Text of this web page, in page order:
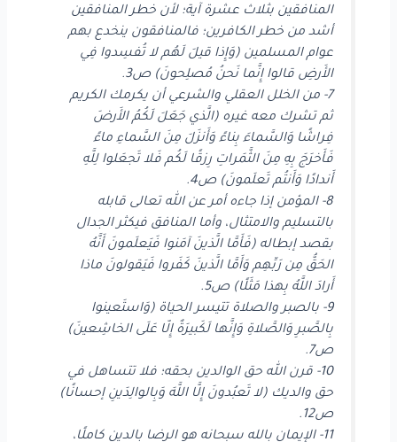
المنافقين بثلاث عشرة آية؛ لأن خطر المنافقين
أشد من خطر الكافرين؛ فالمنافقون ينخدع بهم
عوام المسلمين (وَإِذا قيلَ لَهُم لا تُفسِدوا فِي
الأَرضِ قالوا إِنَّما نَحنُ مُصلِحونَ) ص3.
7- من الخلل العقلي والشرعي أن يكرمك الكريم
ثم تشرك معه غيره (الَّذي جَعَلَ لَكُمُ الأَرضَ
فِراشًا وَالسَّماءَ بِناءً وَأَنزَلَ مِنَ السَّماءِ ماءً
فَأَخرَجَ بِهِ مِنَ الثَّمَراتِ رِزقًا لَكُم فَلا تَجعَلوا لِلَّهِ
أَندادًا وَأَنتُم تَعلَمونَ) ص4.
8- المؤمن إذا جاءه أمر عن الله تعالى قابله
بالتسليم والامتثال، وأما المنافق فيكثر الجدال
بقصد إبطاله (فَأَمَّا الَّذينَ آمَنوا فَيَعلَمونَ أَنَّهُ
الحَقُّ مِن رَبِّهِم وَأَمَّا الَّذينَ كَفَروا فَيَقولونَ ماذا
أَرادَ اللَّهُ بِهذا مَثَلًا) ص5.
9- بالصبر والصلاة تتيسر الحياة (وَاستَعينوا
بِالصَّبرِ وَالصَّلاةِ وَإِنَّها لَكَبيرَةٌ إِلّا عَلَى الخاشِعينَ)
ص7.
10- قرن الله حق الوالدين بحقه؛ فلا تتساهل في
حق والديك (لا تَعبُدونَ إِلَّا اللَّهَ وَبِالوالِدَينِ إحسانًا)
ص12.
11- الإيمان بالله سبحانه هو الرضا بالدين كاملًا،